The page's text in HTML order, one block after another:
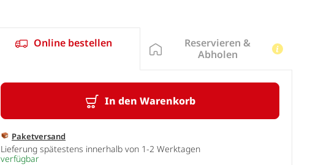
Online bestellen
In den Warenkorb
Paketversand
Lieferung spätestens innerhalb von 1-2 Werktagen
verfügbar
Reservieren &
Abholen